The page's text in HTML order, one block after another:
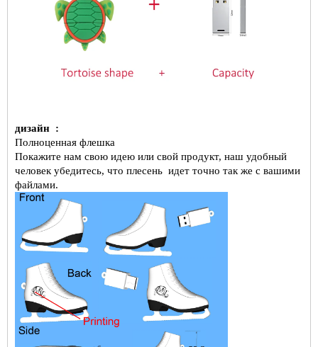
дизайн :
Полноценная флешка
Покажите нам свою идею или свой продукт, наш удобный
человек убедитесь, что плесень идет точно так же с вашими
файлами.